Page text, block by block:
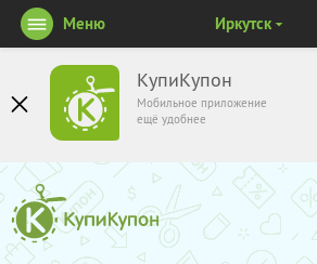
КупиКупон
Мобильное приложение
ещё удобнее
Меню Иркутск